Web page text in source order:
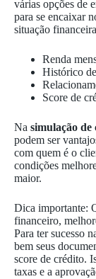
várias opções de
para se encaixar
situação
Renda
Histórico
Score de
Na simulação
podem ser
com quem é o
condições
maior.
Dica importante:
financeiro,
Para ter sucesso
bem seus
score de crédito.
taxas e a